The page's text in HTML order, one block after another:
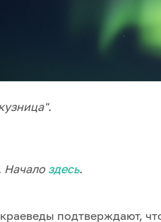
Начало здесь.
подтверждают,